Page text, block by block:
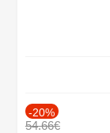
-20%
54.66€